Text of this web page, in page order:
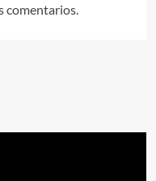
comentarios.